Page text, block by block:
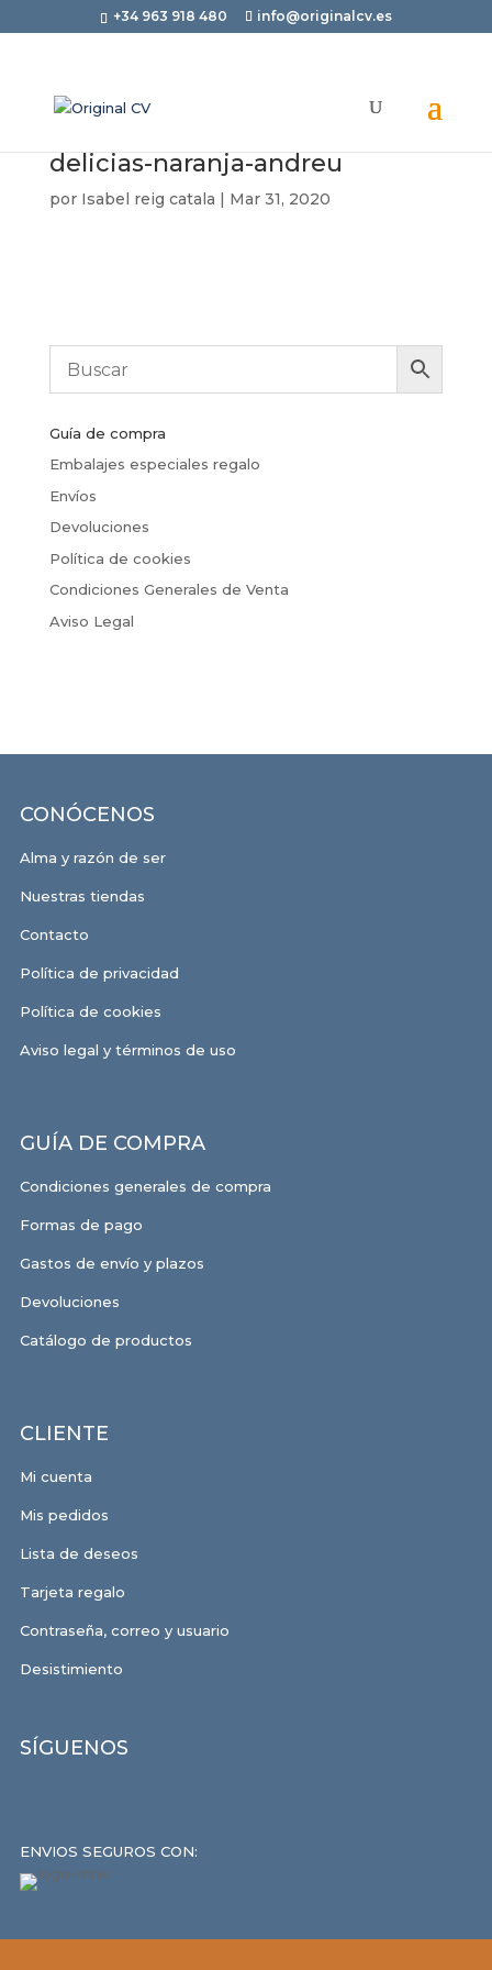
+34 963 918 480 info@originalcv.es
delicias-naranja-andreu
por Isabel reig catala | Mar 31, 2020
Guía de compra
Embalajes especiales regalo
Envíos
Devoluciones
Política de cookies
Condiciones Generales de Venta
Aviso Legal
CONÓCENOS
Alma y razón de ser
Nuestras tiendas
Contacto
Política de privacidad
Política de cookies
Aviso legal y términos de uso
GUÍA DE COMPRA
Condiciones generales de compra
Formas de pago
Gastos de envío y plazos
Devoluciones
Catálogo de productos
CLIENTE
Mi cuenta
Mis pedidos
Lista de deseos
Tarjeta regalo
Contraseña, correo y usuario
Desistimiento
SÍGUENOS
ENVIOS SEGUROS CON: